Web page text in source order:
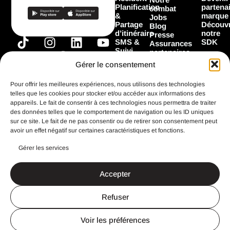
Gérer le consentement
Pour offrir les meilleures expériences, nous utilisons des technologies
telles que les cookies pour stocker et/ou accéder aux informations des
appareils. Le fait de consentir à ces technologies nous permettra de traiter
des données telles que le comportement de navigation ou les ID uniques
sur ce site. Le fait de ne pas consentir ou de retirer son consentement peut
avoir un effet négatif sur certaines caractéristiques et fonctions.
Gérer les services
Accepter
Refuser
Voir les préférences
T
i
o
k
I
n
a
g
r
a
L
i
n
e
d
i
n
Y
o
u
u
b
e
a
b
o
o
k
Planification
&
Partage
d’itinéraire
SMS &
Suivi
Les
Toutes les
fonctionnalités
combat
Jobs
Blog
Presse
Assurances
partenaires
Marques
partenaires
marque
notre
SDK
CGU
Mentions légales
Politique de confidentialité
Search
for:
Search Button
Un site imaginé et réalisé avec ♥️ par
IT NL